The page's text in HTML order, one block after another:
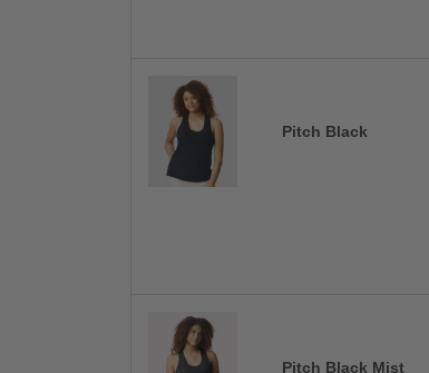
Pitch Black
Pitch Black Mist